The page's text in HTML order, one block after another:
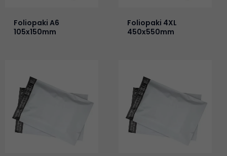
Foliopaki A6
105x150mm
Foliopaki 4XL
450x550mm